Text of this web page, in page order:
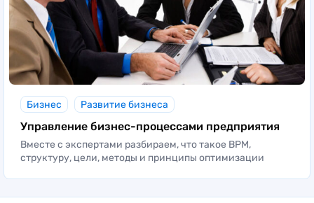
Бизнес Развитие бизнеса
Управление бизнес-процессами предприятия
Вместе с экспертами разбираем, что такое BPM,
структуру, цели, методы и принципы оптимизации